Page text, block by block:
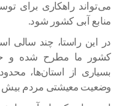
می‌تواند راهکاری برای
منابع آبی کشور شود.
در این راستا، چند
کشور ما مطرح شده و
بسیاری از استان‌ها،
وضعیت معیشتی مردم بیش